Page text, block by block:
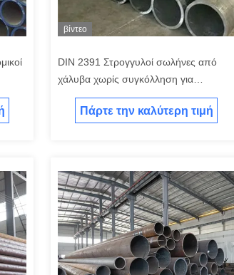
βίντεο
DIN 2391 Στρογγυλοί σωλήνες από
χάλυβα χωρίς συγκόλληση για
δομικούς σκοπούς
Πάρτε την καλύτερη τιμή